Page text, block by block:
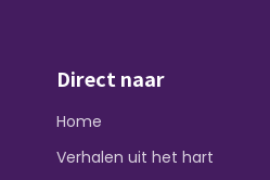
Direct naar
Home
Verhalen uit het hart